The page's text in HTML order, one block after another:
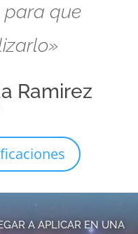
para que
Ramirez
A APLICAR EN UNA